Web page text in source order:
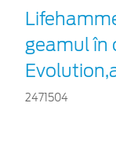
geamul în
2471504